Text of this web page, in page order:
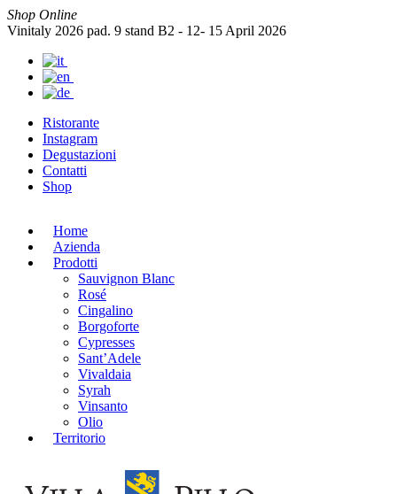
Shop Online
Vinitaly 2026 pad. 9 stand B2 - 12- 15 April 2026
Ristorante
Instagram
Degustazioni
Contatti
Shop
Home
Azienda
Prodotti
Sauvignon Blanc
Rosé
Cingalino
Borgoforte
Cypresses
Sant’Adele
Vivaldaia
Syrah
Vinsanto
Olio
Territorio